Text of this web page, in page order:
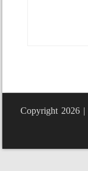
Copyright 2026 |